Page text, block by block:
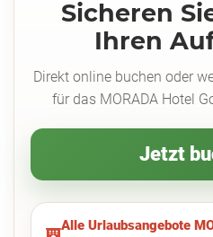
Sicheren
Ihren
Direkt online buchen oder
für das MORADA Hotel
Jetzt
Alle Urlaubsangebote